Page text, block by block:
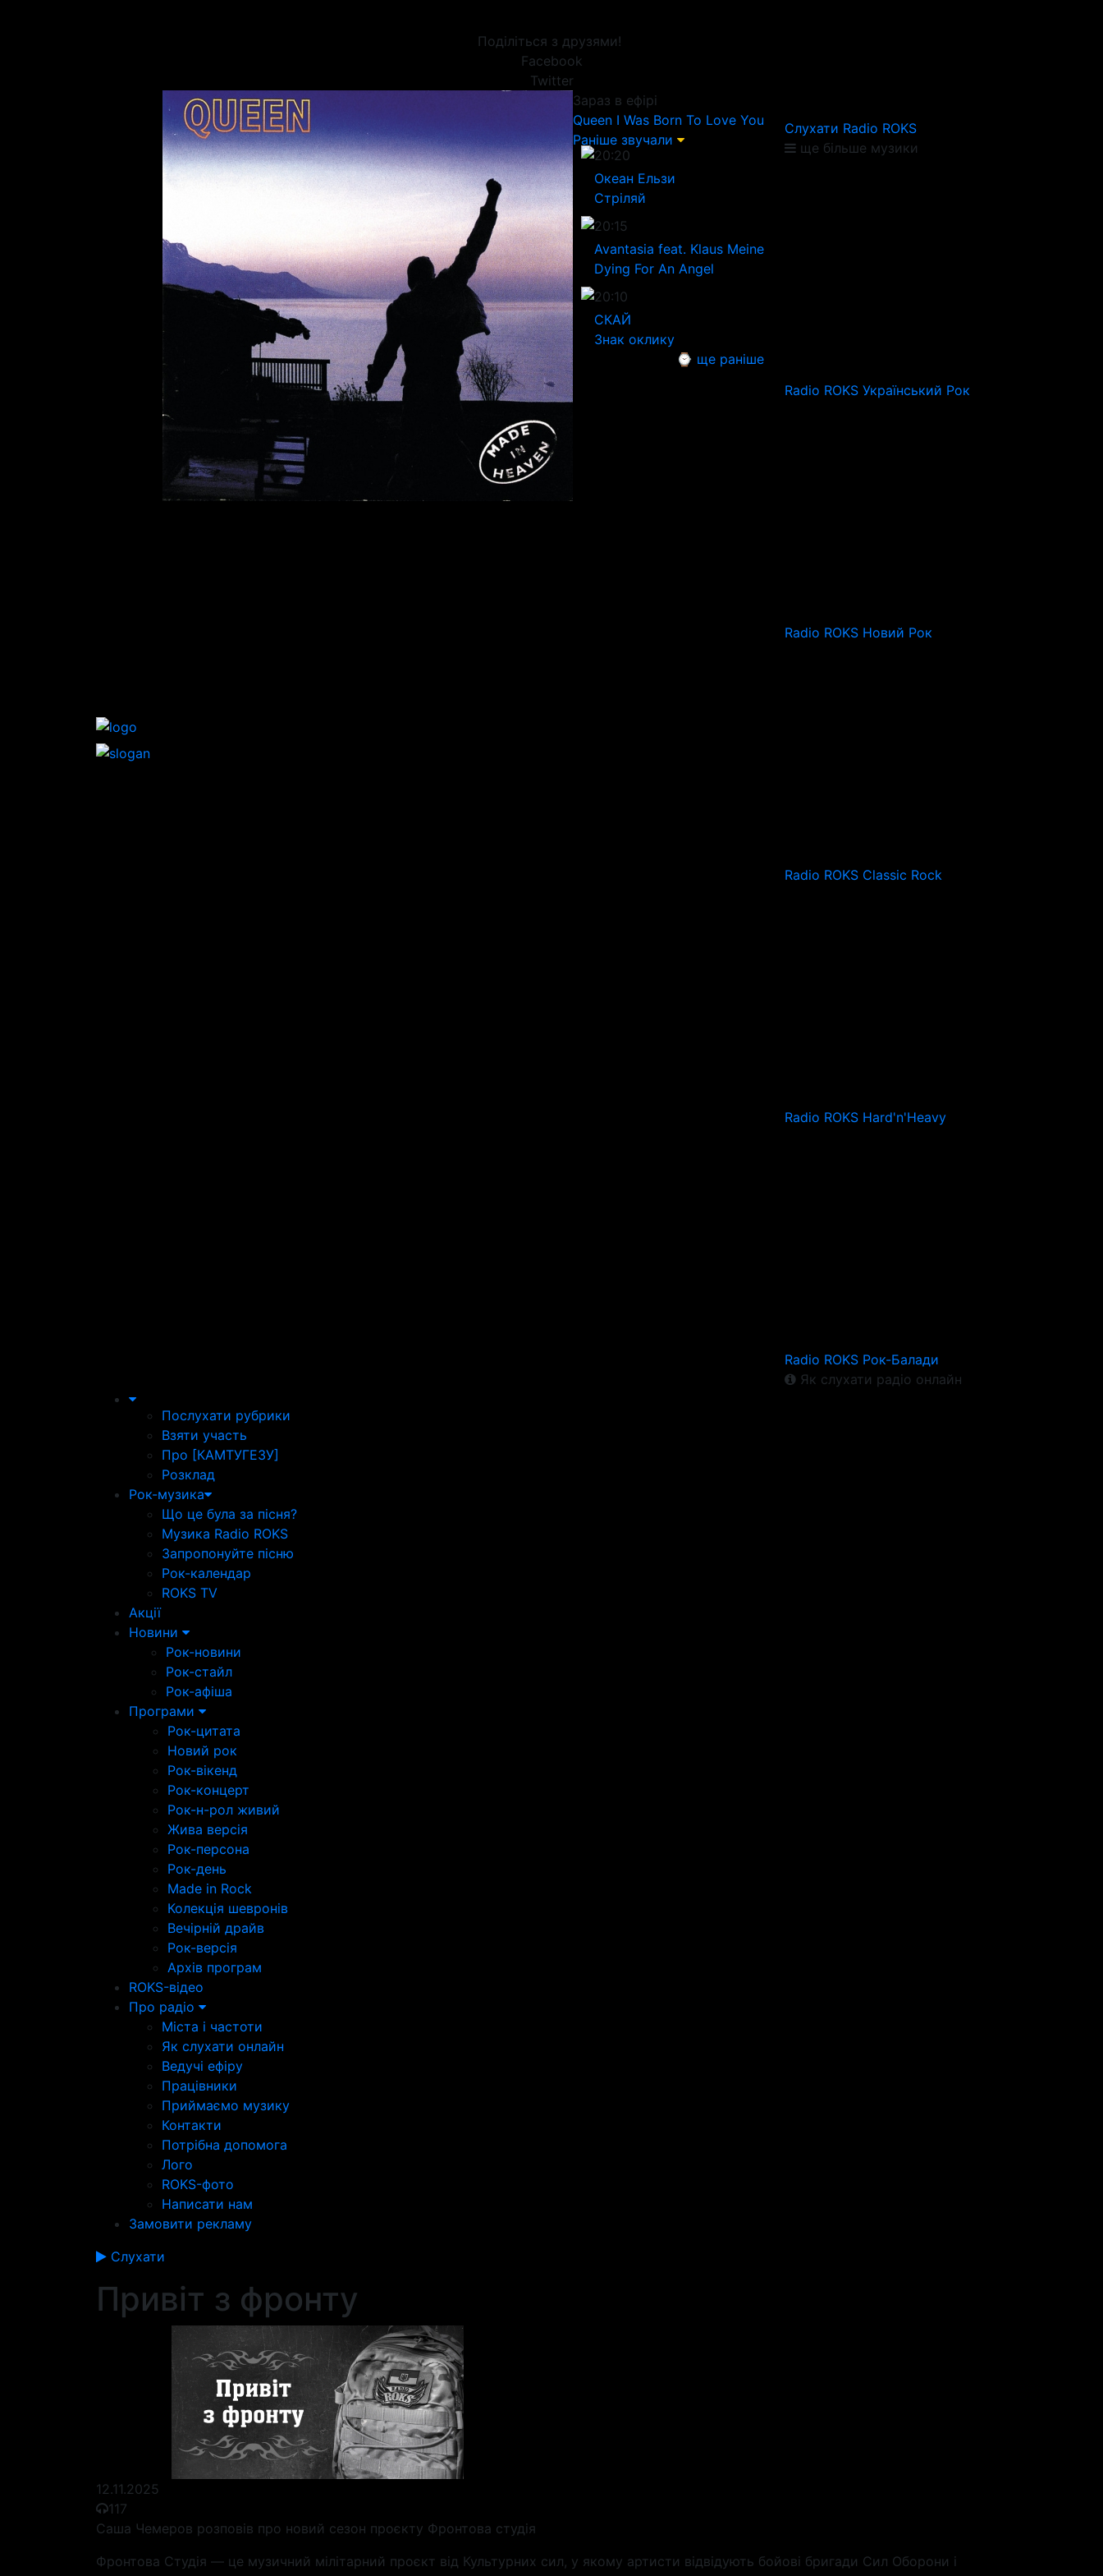
Поділіться з друзями!
Facebook
Twitter
Зараз в ефірі
Queen I Was Born To Love You
Раніше звучали
20:20
Океан Ельзи
Стріляй
20:15
Avantasia feat. Klaus Meine
Dying For An Angel
20:10
СКАЙ
Знак оклику
⌚ ще раніше
Слухати Radio ROKS
ще більше музики
Radio ROKS Український Рок
Radio ROKS Новий Рок
Radio ROKS Classic Rock
Radio ROKS Hard'n'Heavy
Radio ROKS Рок-Балади
Як слухати радіо онлайн
Послухати рубрики
Взяти участь
Про [КАМТУГЕЗУ]
Розклад
Рок-музика
Що це була за пісня?
Музика Radio ROKS
Запропонуйте пісню
Рок-календар
ROKS TV
Акції
Новини
Рок-новини
Рок-стайл
Рок-афіша
Програми
Рок-цитата
Новий рок
Рок-вікенд
Рок-концерт
Рок-н-рол живий
Жива версія
Рок-персона
Рок-день
Made in Rock
Колекція шевронів
Вечірній драйв
Рок-версія
Архів програм
ROKS-відео
Про радіо
Міста і частоти
Як слухати онлайн
Ведучі ефіру
Працівники
Приймаємо музику
Контакти
Потрібна допомога
Лого
ROKS-фото
Написати нам
Замовити рекламу
Слухати
Привіт з фронту
12.11.2025
117
Саша Чемеров розповів про новий сезон проєкту Фронтова студія
Фронтова Студія — це музичний мілітарний проєкт від Культурних сил, у якому артисти відвідують бойові бригади Сил Оборони і